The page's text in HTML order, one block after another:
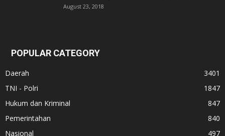
August 23, 2018
POPULAR CATEGORY
Daerah
3401
TNI - Polri
1847
Hukum dan Kriminal
847
Pemerintahan
840
Nasional
497